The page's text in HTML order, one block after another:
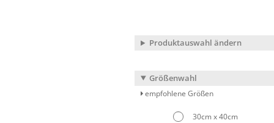
Produktauswahl ändern
Größenwahl
empfohlene Größen
30cm x 40cm